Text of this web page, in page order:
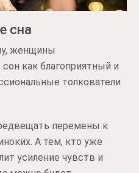
сна
женщины
как благоприятный и
толкователи
перемены к
А тем, кто уже
усиление чувств и